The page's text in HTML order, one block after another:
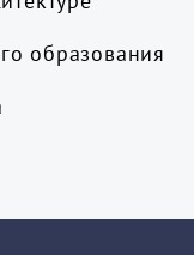
образования